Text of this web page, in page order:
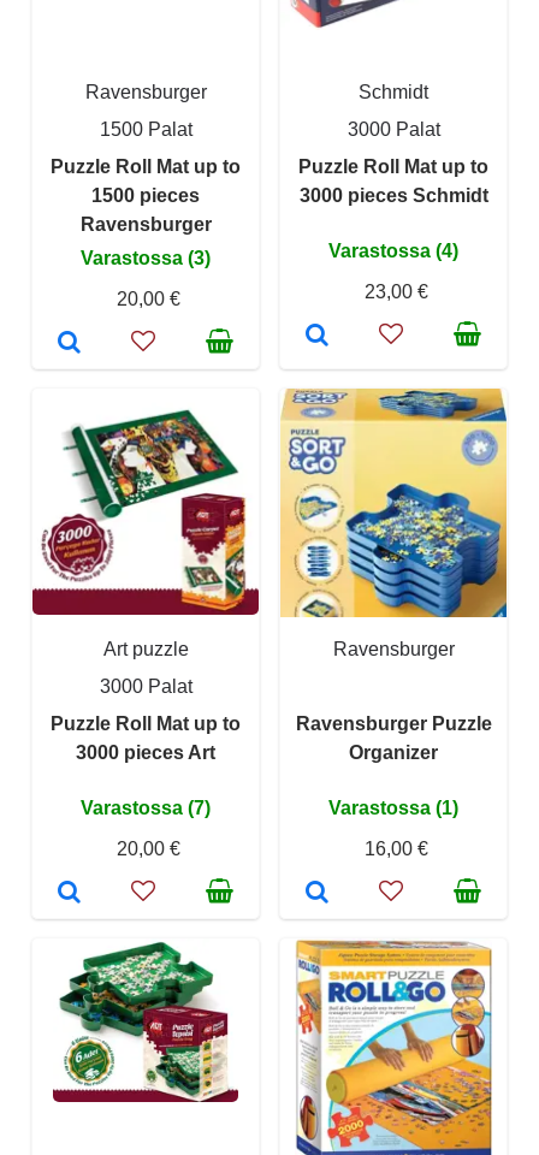
Ravensburger
1500 Palat
Puzzle Roll Mat up to
1500 pieces
Ravensburger
Varastossa (3)
20,00 €
Schmidt
3000 Palat
Puzzle Roll Mat up to
3000 pieces Schmidt
Varastossa (4)
23,00 €
Art puzzle
3000 Palat
Puzzle Roll Mat up to
3000 pieces Art
Varastossa (7)
20,00 €
Ravensburger
Ravensburger Puzzle
Organizer
Varastossa (1)
16,00 €